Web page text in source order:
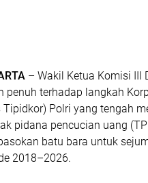
– Wakil Ketua Komisi III
penuh terhadap langkah
Polri yang tengah
pidana pencucian uang
batu bara untuk
2018–2026.